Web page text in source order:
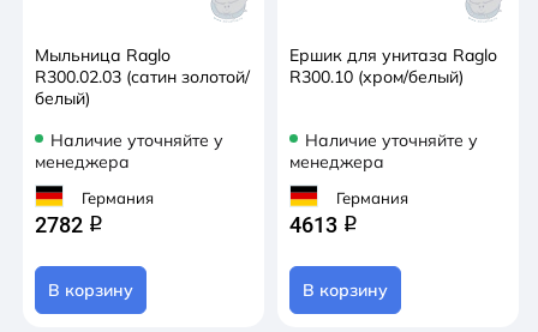
Мыльница Raglo
R300.02.03 (сатин золотой/
белый)
Наличие уточняйте у
менеджера
Германия
2782 q
В корзину
Ершик для унитаза Raglo
R300.10 (хром/белый)
Наличие уточняйте у
менеджера
Германия
4613 q
В корзину